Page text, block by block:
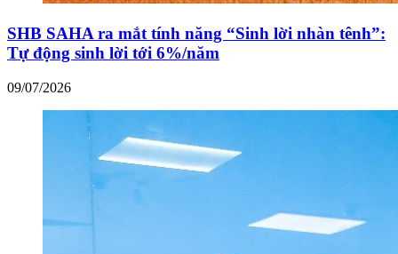
SHB SAHA ra mắt tính năng “Sinh lời nhàn tênh”:
Tự động sinh lời tới 6%/năm
09/07/2026